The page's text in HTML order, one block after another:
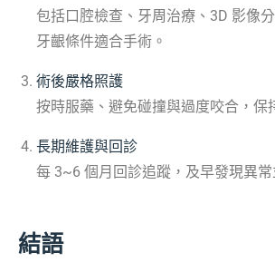
包括口腔檢查、牙周治療、3D 影像
牙齦條件適合手術。
術後嚴格照護
按時服藥、避免碰撞與過度咬合，保
長期維護與回診
每 3~6 個月回診追蹤，及早發現異常
結語